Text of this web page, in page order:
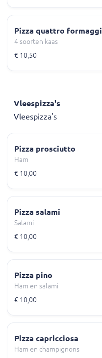
Pizza quattro formaggi
4 soorten kaas
€ 10,50
Vleespizza's
Vleespizza's
Pizza prosciutto
Ham
€ 10,00
Pizza salami
Salami
€ 10,00
Pizza pino
Ham en salami
€ 10,00
Pizza capricciosa
Ham en champignons